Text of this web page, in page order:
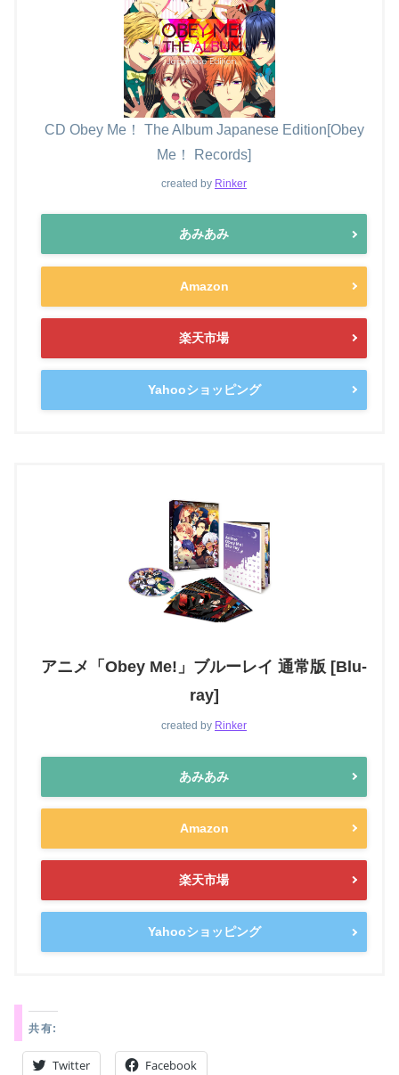
CD Obey Me！ The Album Japanese Edition[Obey
Me！ Records]
created by Rinker
あみあみ
Amazon
楽天市場
Yahooショッピング
アニメ「Obey Me!」ブルーレイ 通常版 [Blu-
ray]
created by Rinker
あみあみ
Amazon
楽天市場
Yahooショッピング
共有:
Twitter Facebook